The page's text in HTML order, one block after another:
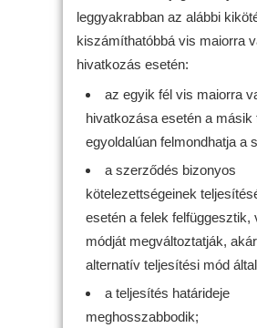
leggyakrabban az alábbi
kiszámíthatóbbá vis maiorra
hivatkozás esetén:
az egyik fél vis maiorra
hivatkozása esetén a másik
egyoldalúan felmondhatja a
a szerződés bizonyos
kötelezettségeinek
esetén a felek felfüggesztik,
módját megváltoztatják,
alternatív teljesítési mód
a teljesítés határideje
meghosszabbodik;